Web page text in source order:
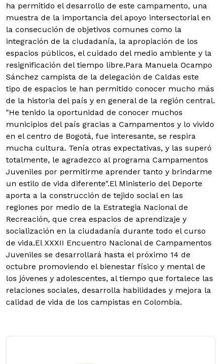
ha permitido el desarrollo de este campamento, una
muestra de la importancia del apoyo intersectorial en
la consecución de objetivos comunes como la
integración de la ciudadanía, la apropiación de los
espacios públicos, el cuidado del medio ambiente y la
resignificación del tiempo libre.Para Manuela Ocampo
Sánchez campista de la delegación de Caldas este
tipo de espacios le han permitido conocer mucho más
de la historia del país y en general de la región central.
"He tenido la oportunidad de conocer muchos
municipios del país gracias a Campamentos y lo vivido
en el centro de Bogotá, fue interesante, se respira
mucha cultura. Tenía otras expectativas, y las superó
totalmente, le agradezco al programa Campamentos
Juveniles por permitirme aprender tanto y brindarme
un estilo de vida diferente".El Ministerio del Deporte
aporta a la construcción de tejido social en las
regiones por medio de la Estrategia Nacional de
Recreación, que crea espacios de aprendizaje y
socialización en la ciudadanía durante todo el curso
de vida.El XXXII Encuentro Nacional de Campamentos
Juveniles se desarrollará hasta el próximo 14 de
octubre promoviendo el bienestar físico y mental de
los jóvenes y adolescentes, al tiempo que fortalece las
relaciones sociales, desarrolla habilidades y mejora la
calidad de vida de los campistas en Colombia.